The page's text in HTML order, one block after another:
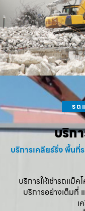
รถ
บริก
บริการเคลียร์ริ่ง พื้นที่
บริการให้เช่ารถแม็
บริการอย่างเต็ม
เ